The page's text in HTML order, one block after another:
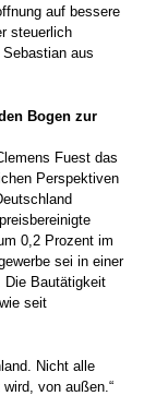
auf bessere
steuerlich
aus
Bogen zur
Fuest das
Perspektiven
0,2 Prozent im
sei in einer
Die Bautätigkeit
seit
Nicht alle
von außen.“